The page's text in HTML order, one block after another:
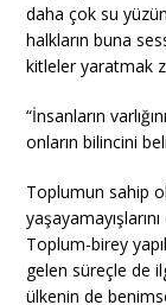
daha çok su
halkların buna
kitleler yaratmak
“İnsanların
onların bilincini
Toplumun sahip
Toplum-birey
gelen süreçle de
ülkenin de